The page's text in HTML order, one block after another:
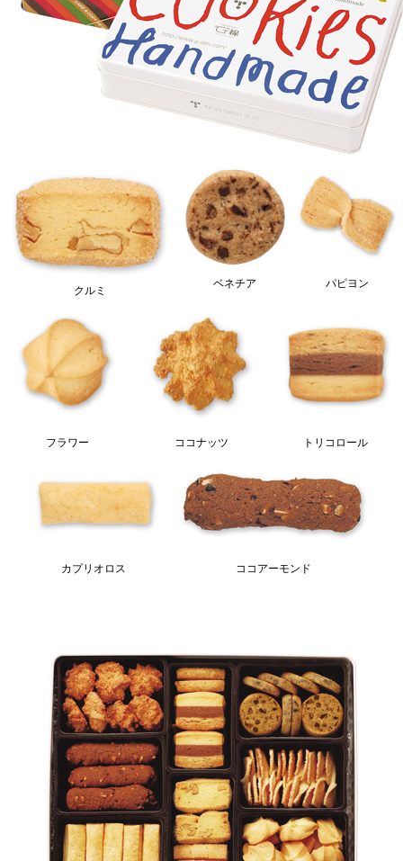
クルミ
ベネチア パピヨン
フラワー ココナッツ トリコロール
カプリオロス ココアーモンド